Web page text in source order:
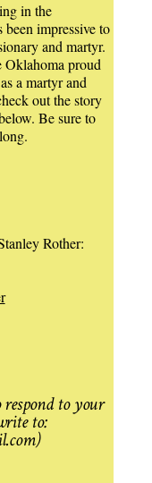
in the
impressive to
and martyr.
Oklahoma proud
a martyr and
out the story
Be sure to
Rother:
to your
to: